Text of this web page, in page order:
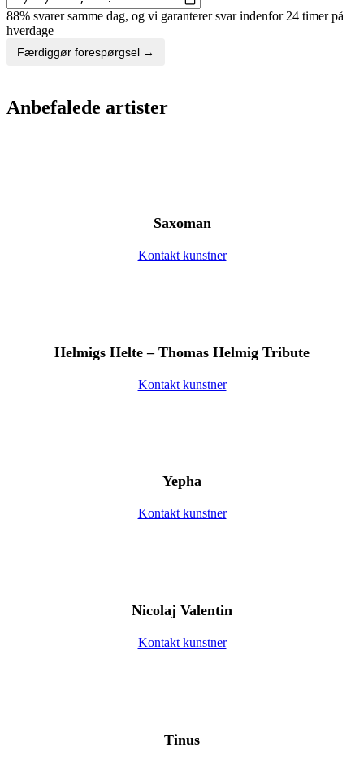
88% svarer samme dag, og vi garanterer svar indenfor 24 timer på
hverdage
Færdiggør forespørgsel →
Anbefalede artister
Saxoman
Kontakt kunstner
Helmigs Helte – Thomas Helmig Tribute
Kontakt kunstner
Yepha
Kontakt kunstner
Nicolaj Valentin
Kontakt kunstner
Tinus